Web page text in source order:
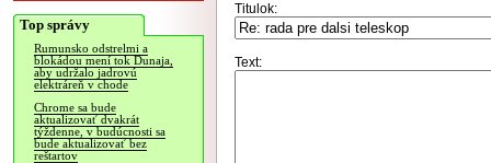
Top správy
Rumunsko odstrelmi a
blokádou mení tok Dunaja,
aby udržalo jadrovú
elektráreň v chode
Chrome sa bude
aktualizovať dvakrát
týždenne, v budúcnosti sa
bude aktualizovať bez
reštartov
Titulok:
Text: